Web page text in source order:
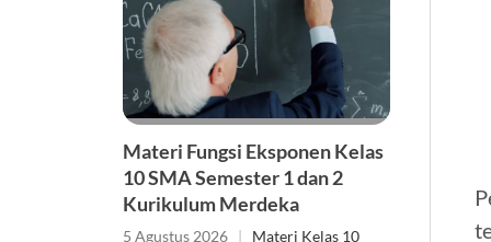
Materi Fungsi Eksponen Kelas
10 SMA Semester 1 dan 2
Kurikulum Merdeka
5 Agustus 2026 | Materi Kelas 10